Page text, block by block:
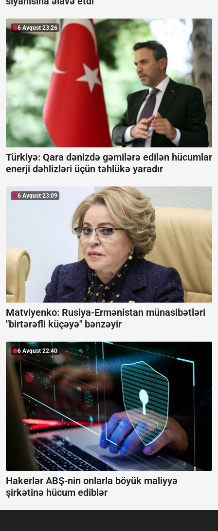
6 Avqust 23:26
Türkiyə: Qara dənizdə gəmilərə edilən hücumlar
enerji dəhlizləri üçün təhlükə yaradır
6 Avqust 23:09
Matviyenko: Rusiya-Ermənistan münasibətləri
"birtərəfli küçəyə" bənzəyir
6 Avqust 22:40
Hakerlər ABŞ-nin onlarla böyük maliyyə
şirkətinə hücum ediblər